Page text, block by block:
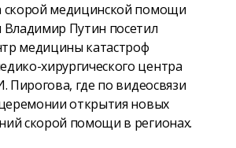
скорой медицинской помощи
Владимир Путин посетил
медицины катастроф
хирургического центра
где по видеосвязи
открытия новых
скорой помощи в регионах.